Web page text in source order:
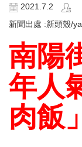
2021.7.2
新聞出處 :新頭殼/
南陽
年人
肉飯